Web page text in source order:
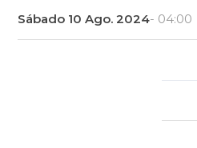
Sábado 10 Ago. 2024- 04:00